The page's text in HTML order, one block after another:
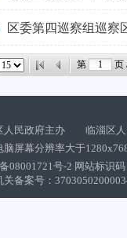
区委第四巡察组巡察
第 页
人民政府主办 临淄区人
脑屏幕分辨率大于
08001721号-2 网站标识
关备案号：